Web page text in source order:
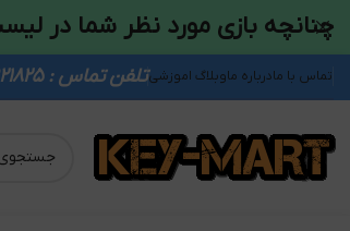
تماس با مادرباره ماوبلاگ اموزشیتلفن تماس : 09354921825 - 09931011833
چنانچه بازی مورد نظر شما در